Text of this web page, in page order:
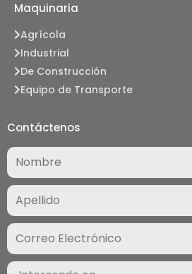
Maquinaria
Agrícola
Industrial
De Construcción
Equipo de Transporte
Contáctenos
Nombre
(Required)
Correo
Electrónico
(Required)
Interesado